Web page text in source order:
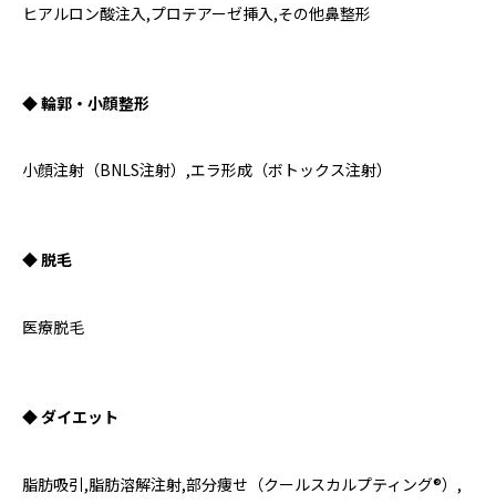
ヒアルロン酸注入,プロテアーゼ挿入,その他鼻整形
◆ 輪郭・小顔整形
小顔注射（BNLS注射）,エラ形成（ボトックス注射）
◆ 脱毛
医療脱毛
◆ ダイエット
脂肪吸引,脂肪溶解注射,部分痩せ（クールスカルプティング®）,